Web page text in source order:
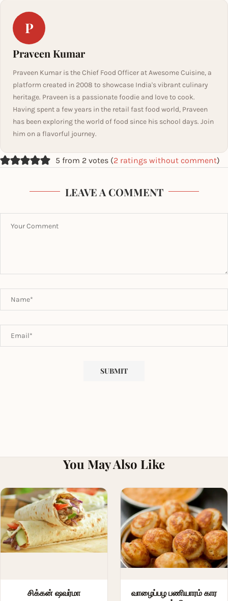
P
Praveen Kumar
Praveen Kumar is the Chief Food Officer at Awesome Cuisine, a
platform created in 2008 to showcase India's vibrant culinary
heritage. Praveen is a passionate foodie and love to cook.
Having spent a few years in the retail fast food world, Praveen
has been exploring the world of food since his school days. Join
him on a flavorful journey.
5 from 2 votes (2 ratings without comment)
LEAVE A COMMENT
You May Also Like
சிக்கன் ஷவர்மா
வாழைப்பழ பணியாரம் கார